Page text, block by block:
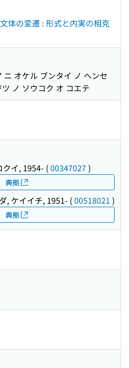
体の変遷 : 形式と内実の相克
オケル ブンタイ ノ ヘンセ
ノ ソウコク オ コエテ
クイ, 1954- (00347027 )
典拠
, ケイイチ, 1951- (00518021 )
典拠